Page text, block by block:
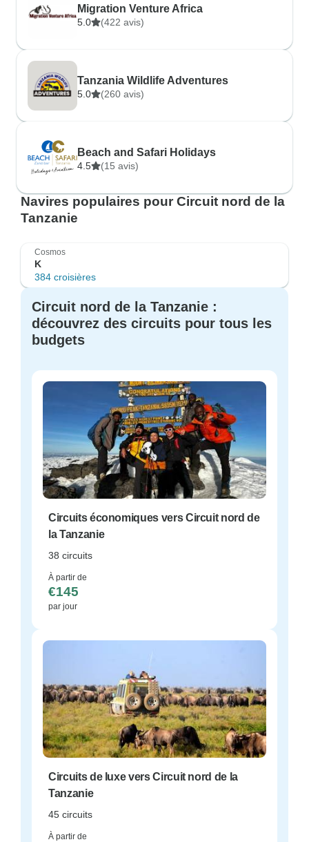
Migration Venture Africa
5.0 (422 avis)
Tanzania Wildlife Adventures
5.0 (260 avis)
Beach and Safari Holidays
4.5 (15 avis)
Navires populaires pour Circuit nord de la
Tanzanie
Cosmos
K
384 croisières
Circuit nord de la Tanzanie :
découvrez des circuits pour tous les
budgets
Circuits économiques vers Circuit nord de
la Tanzanie
38 circuits
À partir de
€145
par jour
Circuits de luxe vers Circuit nord de la
Tanzanie
45 circuits
À partir de